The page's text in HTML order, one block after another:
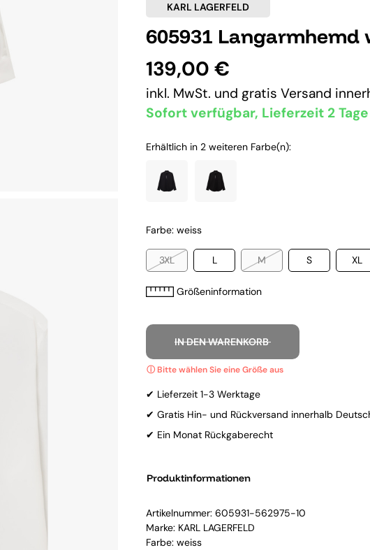
KARL LAGERFELD
605931 Langarmhemd
139,00 €
inkl. MwSt. und gratis Versand
Sofort verfügbar, Lieferzeit 2 Tage
Erhältlich in 2 weiteren Farbe(n):
Farbe: weiss
3XL L M S XL
Größeninformation
IN DEN WARENKORB
✔ Lieferzeit 1-3 Werktage
✔ Gratis Hin- und Rückversand innerhalb
✔ Ein Monat Rückgaberecht
Produktinformationen
Artikelnummer: 605931-562975-10
Marke: KARL LAGERFELD
Farbe: weiss